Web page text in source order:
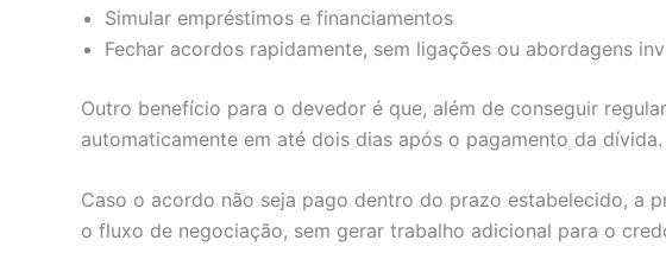
Simular empréstimos e financiamentos
Fechar acordos rapidamente, sem ligações ou abordagens
Outro benefício para o devedor é que, além de conseguir
automaticamente em até dois dias após o pagamento da dívida.
Caso o acordo não seja pago dentro do prazo estabelecido, a
o fluxo de negociação, sem gerar trabalho adicional para o